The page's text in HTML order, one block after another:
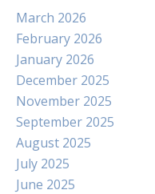
March 2026
February 2026
January 2026
December 2025
November 2025
September 2025
August 2025
July 2025
June 2025